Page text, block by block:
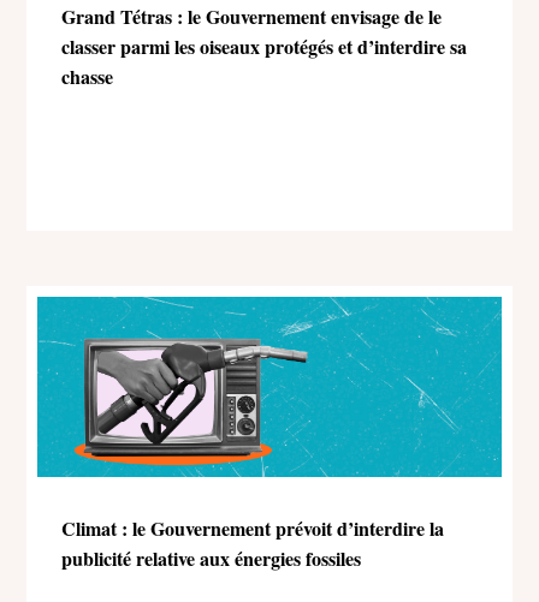
Grand Tétras : le Gouvernement envisage de le
classer parmi les oiseaux protégés et d’interdire sa
chasse
Climat : le Gouvernement prévoit d’interdire la
publicité relative aux énergies fossiles